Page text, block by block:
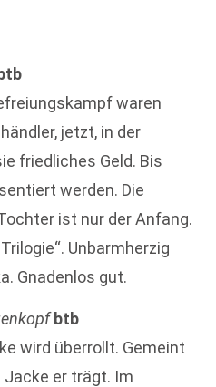
waren
jetzt, in der
friedliches Geld. Bis
werden. Die
ist nur der Anfang.
Unbarmherzig
Gnadenlos gut.
btb
wird überrollt. Gemeint
Jacke er trägt. Im